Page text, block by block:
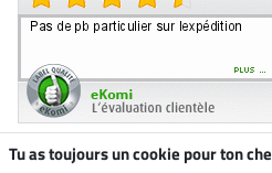
Tu as toujours un cookie pour ton